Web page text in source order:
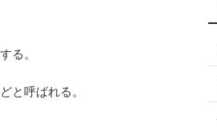
る。
と呼ばれる。